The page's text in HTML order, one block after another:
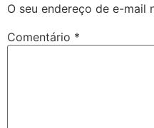
O seu endereço de e-mail
Comentário *